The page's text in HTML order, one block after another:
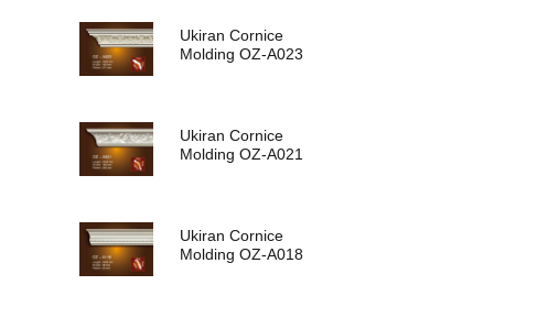
Ukiran Cornice
Molding OZ-A023
Ukiran Cornice
Molding OZ-A021
Ukiran Cornice
Molding OZ-A018